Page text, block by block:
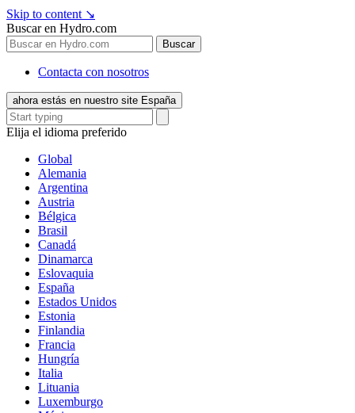
Skip to content ↘
Buscar en Hydro.com
Buscar
Contacta con nosotros
ahora estás en nuestro site España
Elija el idioma preferido
Global
Alemania
Argentina
Austria
Bélgica
Brasil
Canadá
Dinamarca
Eslovaquia
España
Estados Unidos
Estonia
Finlandia
Francia
Hungría
Italia
Lituania
Luxemburgo